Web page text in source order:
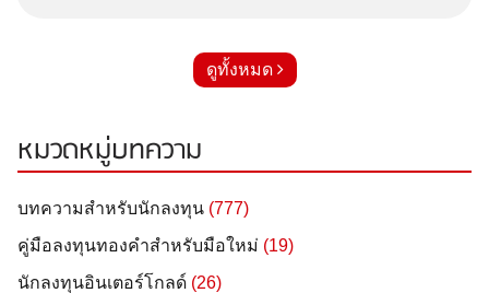
ดูทั้งหมด
หมวดหมู่บทความ
บทความสำหรับนักลงทุน (777)
คู่มือลงทุนทองคำสำหรับมือใหม่ (19)
นักลงทุนอินเตอร์โกลด์ (26)